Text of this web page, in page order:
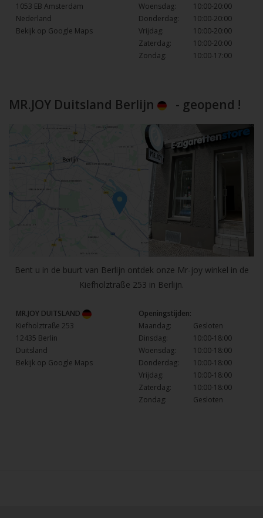
1053 EB Amsterdam
Nederland
Bekijk op Google Maps
Woensdag:
10:00-20:00
Donderdag:
10:00-20:00
Vrijdag:
10:00-20:00
Zaterdag:
10:00-20:00
Zondag:
10:00-17:00
MR.JOY Duitsland Berlijn - geopend !
Bent u in de buurt van Berlijn ontdek onze Mr-joy winkel in de
Kiefholztraße 253 in Berlijn.
MR.JOY DUITSLAND
Kiefholztraße 253
12435 Berlin
Duitsland
Bekijk op Google Maps
Openingstijden:
Maandag:
Gesloten
Dinsdag:
10:00-18:00
Woensdag:
10:00-18:00
Donderdag:
10:00-18:00
Vrijdag:
10:00-18:00
Zaterdag:
10:00-18:00
Zondag:
Gesloten